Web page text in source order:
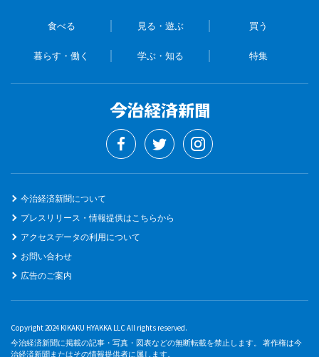
食べる 見る・遊ぶ 買う
暮らす・働く 学ぶ・知る 特集
今治経済新聞について
プレスリリース・情報提供はこちらから
アクセスデータの利用について
お問い合わせ
広告のご案内
Copyright 2024 KIKAKU HYAKKA LLC All rights reserved.
今治経済新聞に掲載の記事・写真・図表などの無断転載を禁止します。 著作権は今
治経済新聞またはその情報提供者に属します。